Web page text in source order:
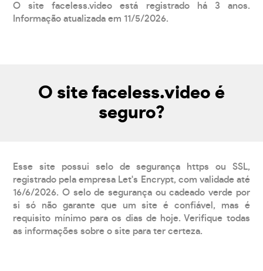
O site faceless.video está registrado há 3 anos.
Informação atualizada em 11/5/2026.
O site faceless.video é
seguro?
Esse site possui selo de segurança https ou SSL,
registrado pela empresa Let's Encrypt, com validade até
16/6/2026. O selo de segurança ou cadeado verde por
si só não garante que um site é confiável, mas é
requisito mínimo para os dias de hoje. Verifique todas
as informações sobre o site para ter certeza.